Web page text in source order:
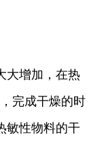
大增加，在热
完成干燥的时
敏性物料的干